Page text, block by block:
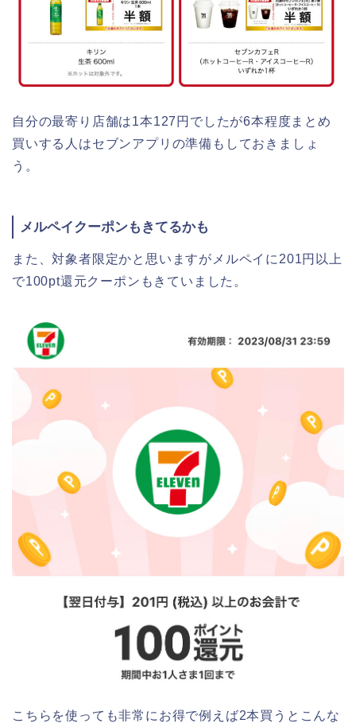
自分の最寄り店舗は1本127円でしたが6本程度まとめ
買いする人はセブンアプリの準備もしておきましょ
う。
メルペイクーポンもきてるかも
また、対象者限定かと思いますがメルペイに201円以上
で100pt還元クーポンもきていました。
こちらを使っても非常にお得で例えば2本買うとこんな